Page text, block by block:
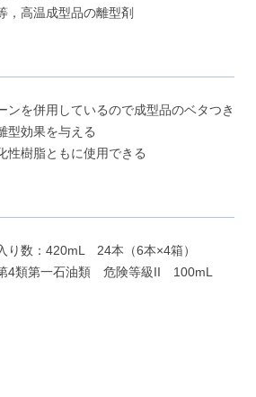
，高温成型品の離型剤
ンを併用しているので成型品のベタつき
型効果を与える
性樹脂ともに使用できる
り数：420mL 24本（6本×4箱）
4類第一石油類 危険等級II 100mL